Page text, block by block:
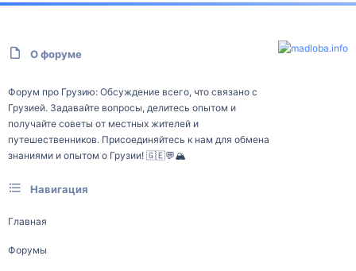
О форуме
Форум про Грузию: Обсуждение всего, что связано с
Грузией. Задавайте вопросы, делитесь опытом и
получайте советы от местных жителей и
путешественников. Присоединяйтесь к нам для обмена
знаниями и опытом о Грузии! 🇬🇪💬🏔️
Навигация
Главная
Форумы